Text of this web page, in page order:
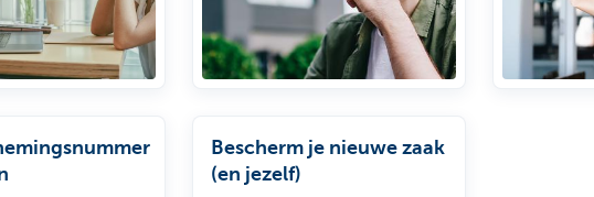
Bescherm je nieuwe zaak
(en jezelf)